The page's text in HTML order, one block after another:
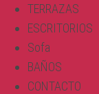
TERRAZAS
ESCRITORIOS
Sofa
BAÑOS
CONTACTO